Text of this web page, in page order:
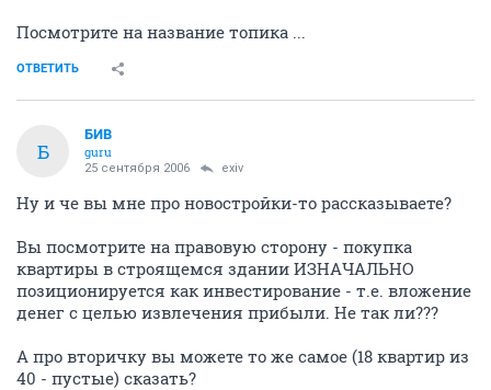
Посмотрите на название топика ...
ОТВЕТИТЬ
Б
БИВ
guru
25 сентября 2006 exiv
Ну и че вы мне про новостройки-то рассказываете?
Вы посмотрите на правовую сторону - покупка
квартиры в строящемся здании ИЗНАЧАЛЬНО
позиционируется как инвестирование - т.е. вложение
денег с целью извлечения прибыли. Не так ли???
А про вторичку вы можете то же самое (18 квартир из
40 - пустые) сказать?